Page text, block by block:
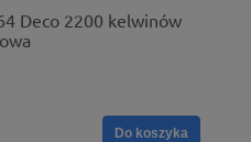
Deco 2200 kelwinów
Do koszyka